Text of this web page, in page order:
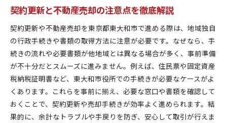
契約更新と不動産売却の注意点を徹底解説
契約更新や不動産売却を東京都東大和市で進める際は、地域独自
の行政手続きや書類の取得方法に注意が必要です。なぜなら、手
続きの流れや必要書類が他地域とは異なる場合が多く、事前準備
が不十分だとスムーズに進みません。例えば、住民票や固定資産
税納税証明書など、東大和市役所での手続きが必要なケースがよ
くあります。これらを事前に揃え、必要な窓口や書類を確認して
おくことで、契約更新や売却手続きが効率よく進められます。結
果的に、余計なトラブルや手戻りを防ぎ、安心して取引が行えま